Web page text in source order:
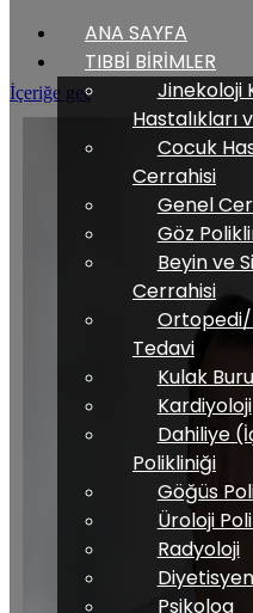
İçeriğe geç
ANA SAYFA
TIBBİ BİRİMLER
Jinekoloji
Hastalıkları
Cocuk
Cerrahisi
Genel
Göz
Beyin ve
Cerrahisi
Ortopedi/
Tedavi
Kulak
Kardiyoloji
Dahiliye
Polikliniği
Göğüs
Üroloji
Radyoloji
Diyetisyen
Psikolog